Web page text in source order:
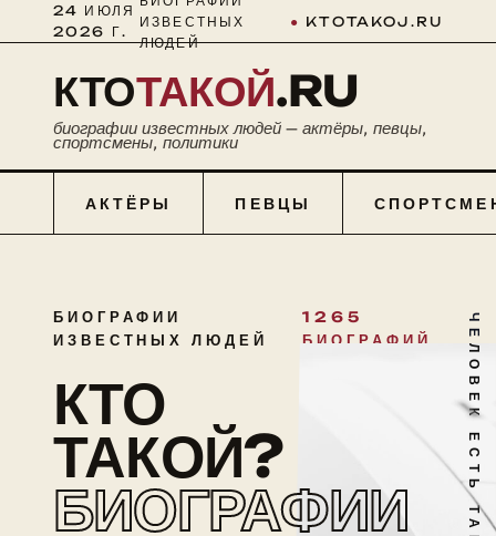
24 ИЮЛЯ
2026 Г.
ИЗВЕСТНЫХ
ЛЮДЕЙ
● KTOTAKOJ.RU
КТОТАКОЙ.RU
биографии известных людей — актёры, певцы,
спортсмены, политики
АКТЁРЫ ПЕВЦЫ
БИОГРАФИИ
ИЗВЕСТНЫХ ЛЮДЕЙ
1265
БИОГРАФИЙ
КТО
ТАКОЙ?
БИОГРАФИИ ЧЕЛОВЕК ЕСТЬ ТАЙНА